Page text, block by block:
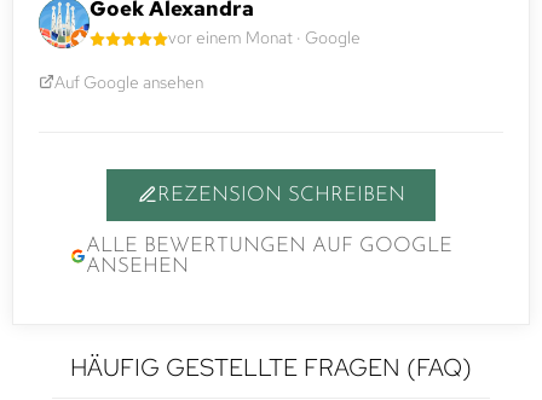
Goek Alexandra
vor einem Monat · Google
Auf Google ansehen
REZENSION SCHREIBEN
ALLE BEWERTUNGEN AUF GOOGLE
ANSEHEN
HÄUFIG GESTELLTE FRAGEN (FAQ)